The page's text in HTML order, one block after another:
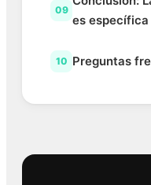
09
es
10 Preguntas